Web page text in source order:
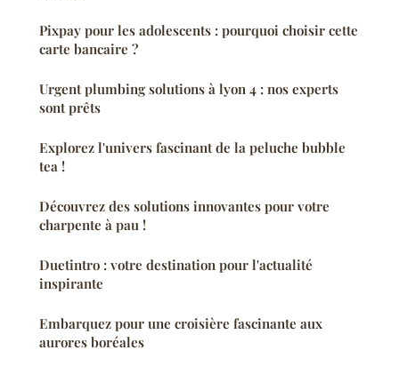
Pixpay pour les adolescents : pourquoi choisir cette
carte bancaire ?
Urgent plumbing solutions à lyon 4 : nos experts
sont prêts
Explorez l'univers fascinant de la peluche bubble
tea !
Découvrez des solutions innovantes pour votre
charpente à pau !
Duetintro : votre destination pour l'actualité
inspirante
Embarquez pour une croisière fascinante aux
aurores boréales